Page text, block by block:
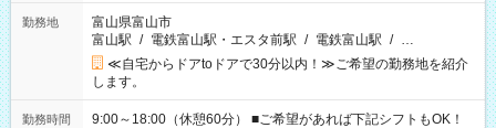
勤務地
富山県富山市
富山駅 / 電鉄富山駅・エスタ前駅 / 電鉄富山駅 / …
≪自宅からドアtoドアで30分以内！≫ご希望の勤務地を紹介
します。
勤務時間
9:00～18:00（休憩60分） ■ご希望があれば下記シフトもOK！